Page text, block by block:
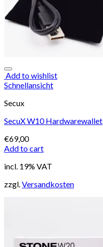
Add to wishlist
Schnellansicht
Secux
SecuX W10 Hardwarewallet
€69,00
Add to cart
incl. 19% VAT
zzgl.Versandkosten